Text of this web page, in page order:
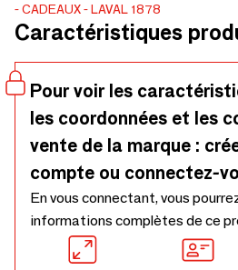
CADEAUX
LAVAL 1878
Caractéristiques
Pour voir les
les coordonnées et les
vente de la marque :
compte ou connectez-
En vous connectant, vous
informations complètes de ce